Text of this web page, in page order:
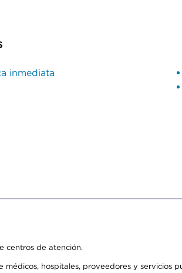
inmediata
centros de atención.
hospitales, proveedores y servicios